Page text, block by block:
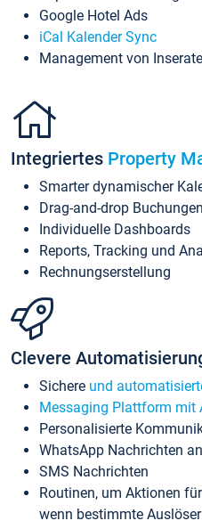
Google Hotel Ads
iCal Kalender Sync
Management von
Integriertes Property
Smarter dynamischer
Drag-and-drop Buchungen
Individuelle Dashboards
Reports, Tracking und
Rechnungserstellung
Clevere
Sichere und
Messaging Plattform mit
Personalisierte
WhatsApp Nachrichten
SMS Nachrichten
Routinen, um Aktionen
wenn bestimmte